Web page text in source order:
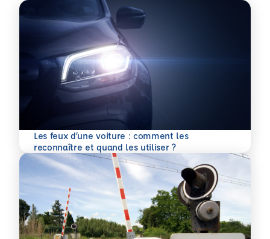
Les feux d’une voiture : comment les
reconnaître et quand les utiliser ?
En savoir plus